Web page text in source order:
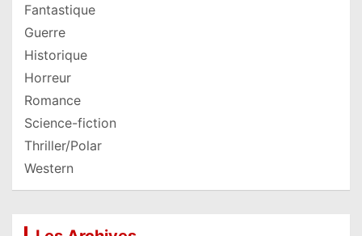
Fantastique
Guerre
Historique
Horreur
Romance
Science-fiction
Thriller/Polar
Western